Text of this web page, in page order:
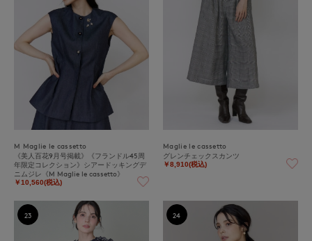
M Maglie le cassetto
《美人百花9月号掲載》《フランドル45周
年限定コレクション》シアードッキングデ
ニムジレ《M Maglie le cassetto》
￥10,560(税込)
Maglie le cassetto
グレンチェックスカンツ
￥8,910(税込)
23 24